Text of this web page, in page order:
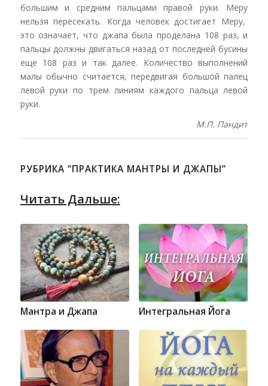
большим и средним пальцами правой руки. Меру
нельзя пересекать. Когда человек достигает Меру,
это означает, что джапа была проделана 108 раз, и
пальцы должны двигаться назад от последней бусины
еще 108 раз и так далее. Количество выполнений
малы обычно считается, передвигая большой палец
левой руки по трем линиям каждого пальца левой
руки.
М.П. Пандит
РУБРИКА “ПРАКТИКА МАНТРЫ И ДЖАПЫ”
Читать Дальше:
Мантра и Джапа Интегральная Йога